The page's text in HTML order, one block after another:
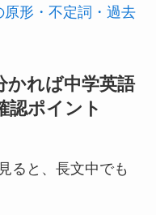
原形・不定詞・過去
かれば中学英語
認ポイント
ると、長文中でも